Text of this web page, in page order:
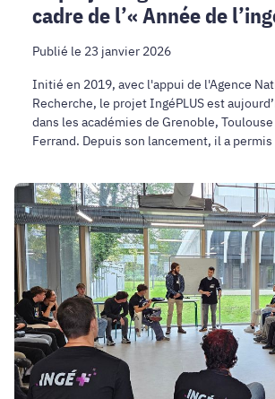
cadre de l’« Année de
Publié le 23 janvier 2026
Initié en 2019, avec l'appui de l'Agence
Recherche, le projet IngéPLUS est
dans les académies de Grenoble,
Ferrand. Depuis son lancement, il a
Devenir
ingénieur·e
après
un
BTS,
c’est
possible
avec
IngéPLUS
!